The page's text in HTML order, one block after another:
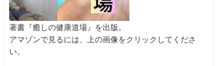
著書『癒しの健康道場』を出版。
アマゾンで見るには、上の画像をクリックしてくださ
い。